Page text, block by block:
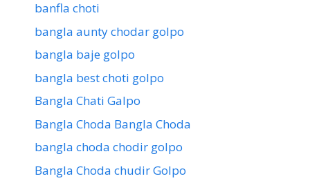
banfla choti
bangla aunty chodar golpo
bangla baje golpo
bangla best choti golpo
Bangla Chati Galpo
Bangla Choda Bangla Choda
bangla choda chodir golpo
Bangla Choda chudir Golpo